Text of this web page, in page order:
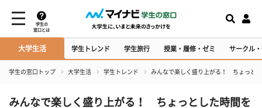
学生の
窓口とは
大学生活 学生トレンド 学生旅行 授業・履修・ゼミ サークル
学生の窓口トップ 大学生活 学生トレンド みんなで楽しく盛り上がる！ ちょっと
みんなで楽しく盛り上がる！ ちょっとした時間を